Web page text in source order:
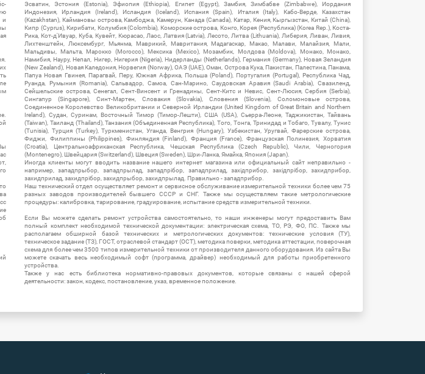
и
Эсватин, Эстония (Estonia), Эфиопия (Ethiopia), Египет (Egypt), Замбия, Зимбабве (Zimbabwe), Иордания
Индонезия, Ирландия (Ireland), Исландия (Iceland), Испания (Spain), Италия (Italy), Кабо-Верде, Казахстан
(Kazakhstan), Каймановы острова, Камбоджа, Камерун, Канада (Canada), Катар, Кения, Кыргызстан, Китай (China),
Кипр (Cyprus), Кирибати, Колумбия (Colombia), Коморские острова, Конго, Корея (Республика) (Korea Rep.), Коста-
Рика, Кот-д'Ивуар, Куба, Кувейт, Кюрасао, Лаос, Латвия (Latvia), Лесото, Литва (Lithuania), Либерия, Ливан, Ливия,
Лихтенштейн, Люксембург, Мьянма, Маврикий, Мавритания, Мадагаскар, Макао, Малави, Малайзия, Мали,
Мальдивы, Мальта, Марокко (Morocco), Мексика (Mexico), Мозамбик, Молдова (Moldova), Монако, Монако,
Намибия, Науру, Непал, Нигер, Нигерия (Nigeria), Нидерланды (Netherlands), Германия (Germany), Новая Зеландия
(New Zealand), Новая Каледония, Норвегия (Norway), ОАЭ (UAE), Оман, Острова Кука, Пакистан, Палестина, Панама,
Папуа Новая Гвинея, Парагвай, Перу, Южная Африка, Польша (Poland), Португалия (Portugal), Республика Чад,
Руанда, Румыния (Romania), Сальвадор, Самоа, Сан-Марино, Саудовская Аравия (Saudi Arabia), Свазиленд,
Сейшельские острова, Сенегал, Сент-Винсент и Гренадины, Сент-Китс и Невис, Сент-Люсия, Сербия (Serbia),
Сингапур (Singapore), Синт-Мартен, Словакия (Slovakia), Словения (Slovenia), Соломоновые острова,
Соединенное Королевство Великобритании и Северной Ирландии (United Kingdom of Great Britain and Northern
Ireland), Судан, Суринам, Восточный Тимор (Тимор-Лешти), США (USA), Сьерра-Леоне, Таджикистан, Тайвань
(Taiwan), Таиланд (Thailand), Танзания (Объединенная Республика), Того, Тонга, Тринидад и Тобаго, Тувалу, Тунис
(Tunisia), Турция (Turkey), Туркменистан, Уганда, Венгрия (Hungary), Узбекистан, Уругвай, Фарерские острова,
Фиджи, Филиппины (Philippines), Финляндия (Finland), Франция (France), Французская Полинезия, Хорватия
(Croatia), Центральноафриканская Республика, Чешская Республика (Czech Republic), Чили, Черногория
(Montenegro), Швейцария (Switzerland), Швеция (Sweden), Шри-Ланка, Ямайка, Япония (Japan).
Иногда клиенты могут вводить название нашего интернет магазина или официальный сайт неправильно -
например, западпрыбор, западпрылад, западпрібор, западприлад, західприбор, західпрібор, захидприбор,
захидприлад, захидпрібор, захидпрыбор, захидпрылад. Правильно - западприбор.
Наш технический отдел осуществляет ремонт и сервисное обслуживание измерительной техники более чем 75
разных заводов производителей бывшего СССР и СНГ. Также мы осуществляем такие метрологические
процедуры: калибровка, тарирование, градуирование, испытание средств измерительной техники.
Если Вы можете сделать ремонт устройства самостоятельно, то наши инженеры могут предоставить Вам
полный комплект необходимой технической документации: электрическая схема, ТО, РЭ, ФО, ПС. Также мы
располагаем обширной базой технических и метрологических документов: технические условия (ТУ),
техническое задание (ТЗ), ГОСТ, отраслевой стандарт (ОСТ), методика поверки, методика аттестации, поверочная
схема для более чем 3500 типов измерительной техники от производителя данного оборудования. Из сайта Вы
можете скачать весь необходимый софт (программа, драйвер) необходимый для работы приобретенного
устройства.
Также у нас есть библиотека нормативно-правовых документов, которые связаны с нашей сферой
деятельности: закон, кодекс, постановление, указ, временное положение.